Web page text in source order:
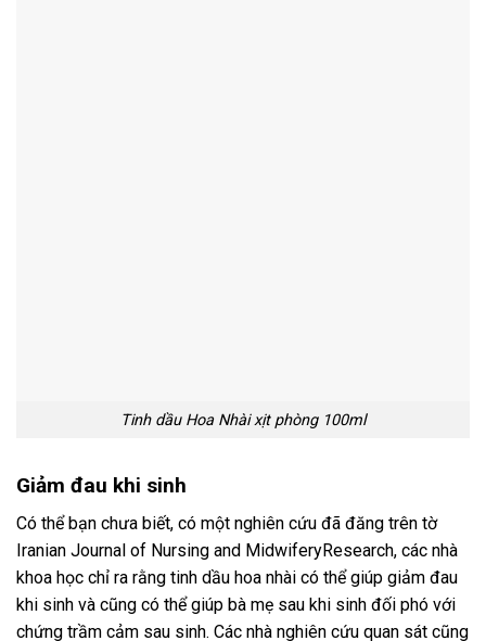
Tinh dầu Hoa Nhài xịt phòng 100ml
Giảm đau khi sinh
Có thể bạn chưa biết, có một nghiên cứu đã đăng trên tờ
Iranian Journal of Nursing and MidwiferyResearch, các nhà
khoa học chỉ ra rằng tinh dầu hoa nhài có thể giúp giảm đau
khi sinh và cũng có thể giúp bà mẹ sau khi sinh đối phó với
chứng trầm cảm sau sinh. Các nhà nghiên cứu quan sát cũng